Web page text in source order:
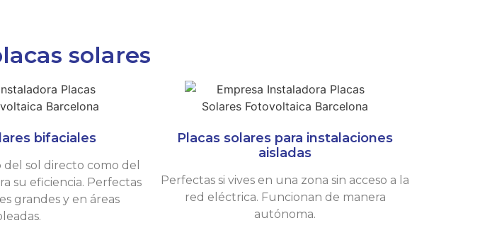
solares
bifaciales
sol directo como del
su eficiencia. Perfectas
grandes y en áreas
Placas solares para instalaciones
aisladas
Perfectas si vives en una zona sin acceso a la
red eléctrica. Funcionan de manera
autónoma.